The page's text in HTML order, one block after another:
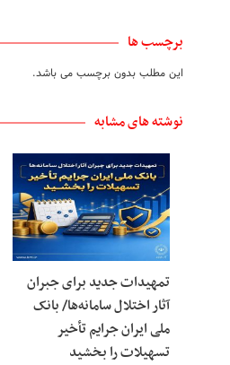
برچسب ها
این مطلب بدون برچسب می باشد.
نوشته های مشابه
تمهیدات جدید برای جبران
آثار اختلال سامانه‌ها/ بانک
ملی ایران جرایم تأخیر
تسهیلات را بخشید